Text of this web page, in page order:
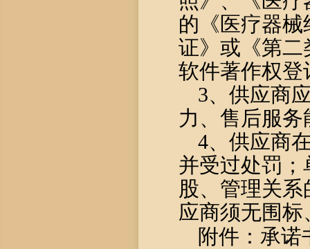
的《医疗器
证》或《第
软件著作权
3、供应商
力、售后服
4、供应商
并受过处罚
股、管理关
应商须无围
附件 ：承诺